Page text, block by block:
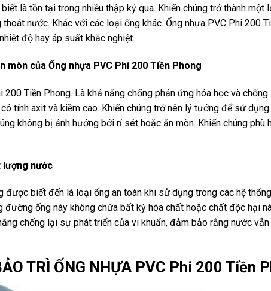
là tồn tại trong nhiều thập kỷ qua. Khiến chúng trở thành một
nước. Khác với các loại ống khác. Ống nhựa PVC Phi 200
độ hay áp suất khắc nghiệt.
mòn của Ống nhựa PVC Phi 200 Tiền Phong
Tiền Phong. Là khả năng chống phản ứng hóa học và chống
tính axit và kiềm cao. Khiến chúng trở nên lý tưởng để sử
không bị ảnh hưởng bởi rỉ sét hoặc ăn mòn. Khiến chúng phù
lượng nước
được biết đến là loại ống an toàn khi sử dụng trong các hệ
ống này không chứa bất kỳ hóa chất hoặc chất độc hại
chống lại sự phát triển của vi khuẩn, đảm bảo rằng nước
TRÌ ỐNG NHỰA PVC Phi 200 Tiền